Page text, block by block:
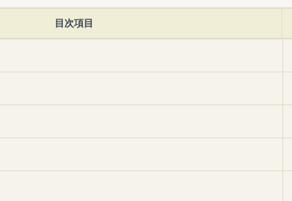
目次項目